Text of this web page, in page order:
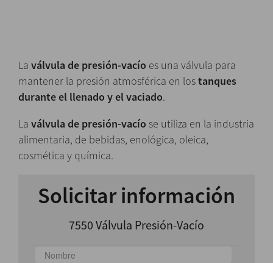
La válvula de presión-vacío es una válvula para
mantener la presión atmosférica en lostanques
durante el llenado y el vaciado.
La válvula de presión-vacío se utiliza en la industria
alimentaria, de bebidas, enológica, oleica,
cosmética y química.
Solicitar información
7550 Válvula Presión-Vacío